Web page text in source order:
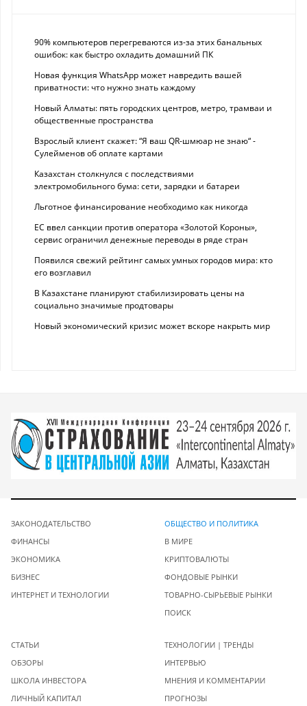
90% компьютеров перегреваются из-за этих банальных
ошибок: как быстро охладить домашний ПК
Новая функция WhatsApp может навредить вашей
приватности: что нужно знать каждому
Новый Алматы: пять городских центров, метро, трамваи и
общественные пространства
Взрослый клиент скажет: “Я ваш QR-шмюар не знаю“ -
Сулейменов об оплате картами
Казахстан столкнулся с последствиями
электромобильного бума: сети, зарядки и батареи
Льготное финансирование необходимо как никогда
ЕС ввел санкции против оператора «Золотой Короны»,
сервис ограничил денежные переводы в ряде стран
Появился свежий рейтинг самых умных городов мира: кто
его возглавил
В Казахстане планируют стабилизировать цены на
социально значимые продтовары
Новый экономический кризис может вскоре накрыть мир
ЗАКОНОДАТЕЛЬСТВО
ФИНАНСЫ
ЭКОНОМИКА
БИЗНЕС
ИНТЕРНЕТ И ТЕХНОЛОГИИ
ОБЩЕСТВО И ПОЛИТИКА
В МИРЕ
КРИПТОВАЛЮТЫ
ФОНДОВЫЕ РЫНКИ
ТОВАРНО-СЫРЬЕВЫЕ РЫНКИ
ПОИСК
СТАТЬИ
ОБЗОРЫ
ШКОЛА ИНВЕСТОРА
ЛИЧНЫЙ КАПИТАЛ
ТЕХНОЛОГИИ | ТРЕНДЫ
ИНТЕРВЬЮ
МНЕНИЯ И КОММЕНТАРИИ
ПРОГНОЗЫ